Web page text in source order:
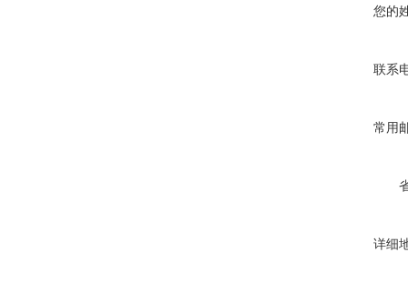
您的
联系
常用
详细